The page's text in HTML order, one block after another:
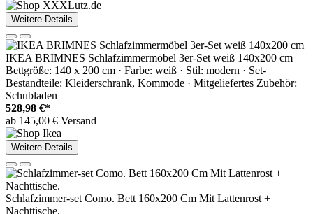
Weitere Details
IKEA BRIMNES Schlafzimmermöbel 3er-Set weiß 140x200 cm
Bettgröße: 140 x 200 cm · Farbe: weiß · Stil: modern · Set-
Bestandteile: Kleiderschrank, Kommode · Mitgeliefertes Zubehör:
Schubladen
528,98 €*
ab 145,00 € Versand
Weitere Details
Schlafzimmer-set Como. Bett 160x200 Cm Mit Lattenrost +
Nachttische.